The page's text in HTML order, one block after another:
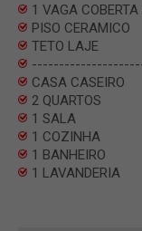
1 VAGA
PISO CERAMICO
TETO LAJE
CASA CASEIRO
2 QUARTOS
1 SALA
1 COZINHA
1 BANHEIRO
1 LAVANDERIA